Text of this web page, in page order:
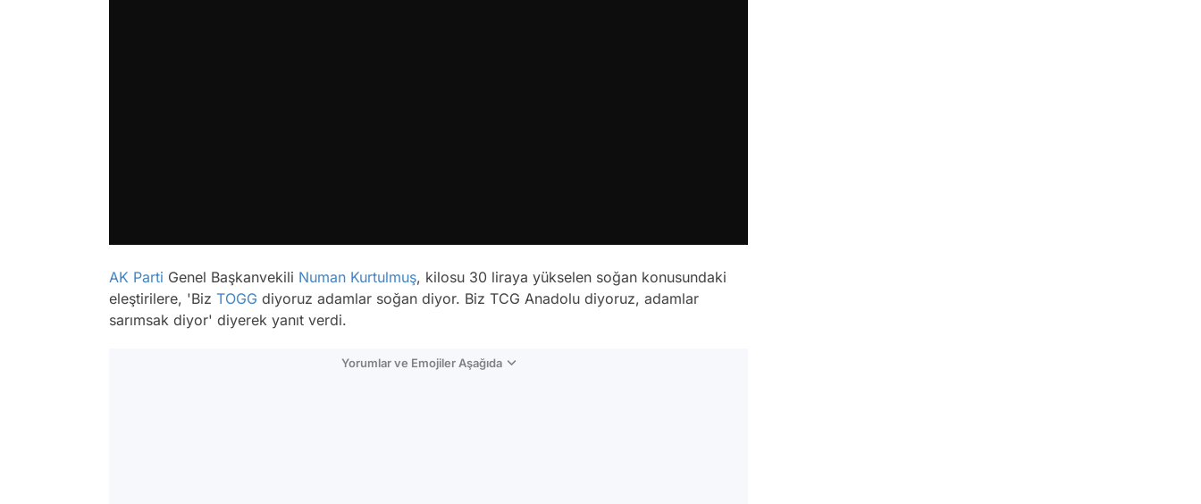
AK Parti Genel Başkanvekili Numan Kurtulmuş, kilosu 30 liraya yükselen soğan konusundaki
eleştirilere, 'Biz TOGG diyoruz adamlar soğan diyor. Biz TCG Anadolu diyoruz, adamlar
sarımsak diyor' diyerek yanıt verdi.
Yorumlar ve Emojiler Aşağıda